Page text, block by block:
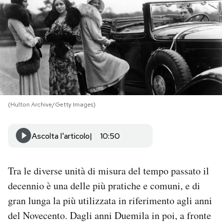
PODCAST
NEWSLETTER
I MIEI PREFERITI
SHOP
CALENDARIO
AREA PERSONALE
Area Personale
Newsletter
Notifiche mobile
(Hulton Archive/Getty Images)
Ascolta l'articolo 10:50
Tra le diverse unità di misura del tempo passato il
decennio è una delle più pratiche e comuni, e di
gran lunga la più utilizzata in riferimento agli anni
del Novecento. Dagli anni Duemila in poi, a fronte